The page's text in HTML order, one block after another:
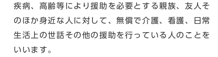
疾病、高齢等により援助を必要とする親族、友人そ
のほか身近な人に対して、無償で介護、看護、日常
生活上の世話その他の援助を行っている人のことを
いいます。